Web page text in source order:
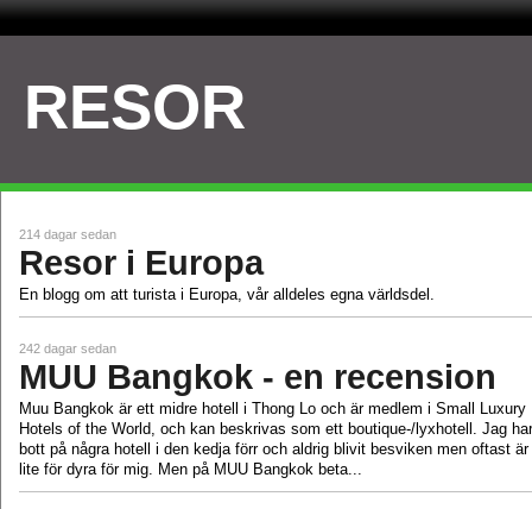
RESOR
214 dagar sedan
Resor i Europa
En blogg om att turista i Europa, vår alldeles egna världsdel.
242 dagar sedan
MUU Bangkok - en recension
Muu Bangkok är ett midre hotell i Thong Lo och är medlem i Small Luxury
Hotels of the World, och kan beskrivas som ett boutique-/lyxhotell. Jag har
bott på några hotell i den kedja förr och aldrig blivit besviken men oftast är
lite för dyra för mig. Men på MUU Bangkok beta...